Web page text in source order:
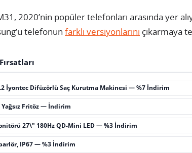
2020’nin popüler telefonları arasında yer
telefonun farklı versiyonlarını çıkarmaya
İyontec Difüzörlü Saç Kurutma Makinesi — %7 İndirim
Fritöz — İndirim
27\" 180Hz QD-Mini LED — %3 İndirim
IP67 — %3 İndirim